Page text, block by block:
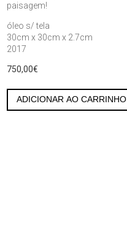
paisagem!
óleo s/ tela
30cm x 30cm x 2.7cm
2017
750,00€
Tiros
Era
Uma
ADICIONAR AO CARRINHO